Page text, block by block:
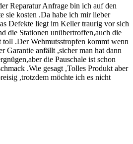
Reparatur Anfrage bin ich auf den
sie kosten .Da habe ich mir lieber
Defekte liegt im Keller traurig vor sich
die Stationen unübertroffen,auch die
.Der Wehmutsstropfen kommt wenn
Garantie anfällt ,sicher man hat dann
die Pauschale ist schon
.Wie gesagt ,Tolles Produkt aber
,trotzdem möchte ich es nicht